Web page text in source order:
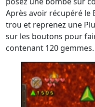
Après avoir récupéré le
trou et reprenez une
sur les boutons pour
contenant 120 gemmes.